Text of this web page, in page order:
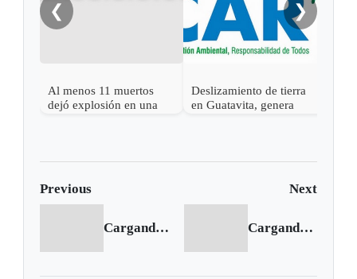
❮
Al menos 11 muertos
dejó explosión en una
Deslizamiento de tierra
en Guatavita, genera
❯
Previous Next
Cargando anterior... Cargando siguiente...